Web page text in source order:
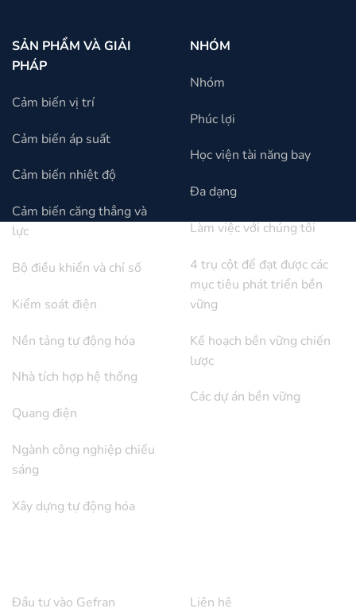
SẢN PHẨM VÀ GIẢI
PHÁP
Cảm biến vị trí
Cảm biến áp suất
Cảm biến nhiệt độ
Cảm biến căng thẳng và
lực
Bộ điều khiển và chỉ số
Kiểm soát điện
Nền tảng tự động hóa
Nhà tích hợp hệ thống
Quang điện
Ngành công nghiệp chiếu
sáng
Xây dựng tự động hóa
NHÓM
Nhóm
Phúc lợi
Học viện tài năng bay
Đa dạng
Làm việc với chúng tôi
4 trụ cột để đạt được các
mục tiêu phát triển bền
vững
Kế hoạch bền vững chiến
lược
Các dự án bền vững
Đầu tư vào Gefran Liên hệ